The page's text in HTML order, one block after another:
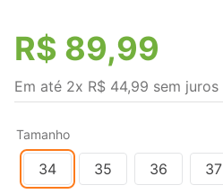
R$ 89,99
Em até 2x R$ 44,99 sem juros
Tamanho
34 35 36 37